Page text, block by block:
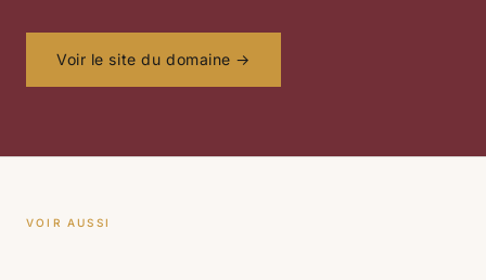
Voir le site du domaine →
VOIR AUSSI